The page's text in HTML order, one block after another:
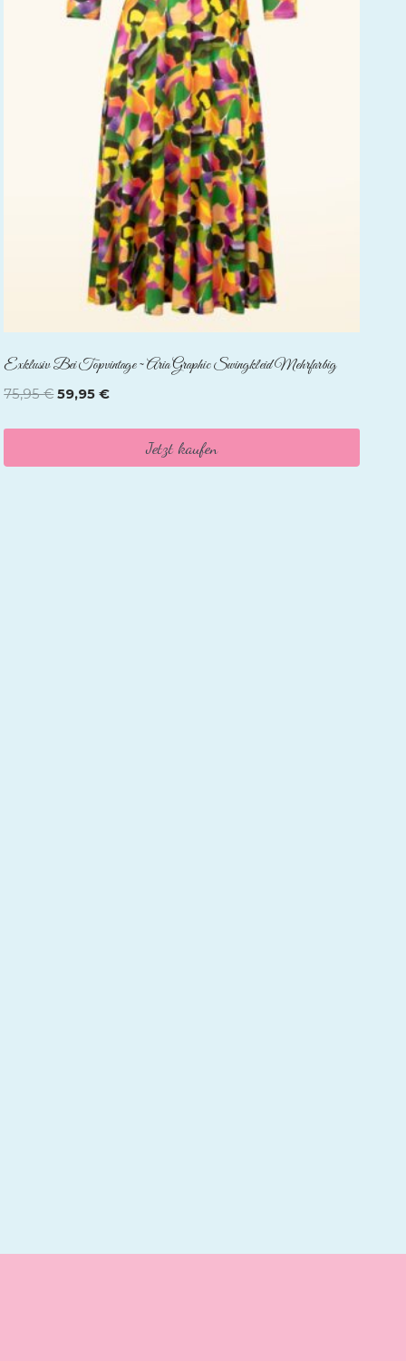
Exklusiv Bei Topvintage ~ Aria Graphic Swingkleid Mehrfarbig
75,95€ Ursprünglicher
59,95€Aktueller
59,95 €.Jetzt kaufen